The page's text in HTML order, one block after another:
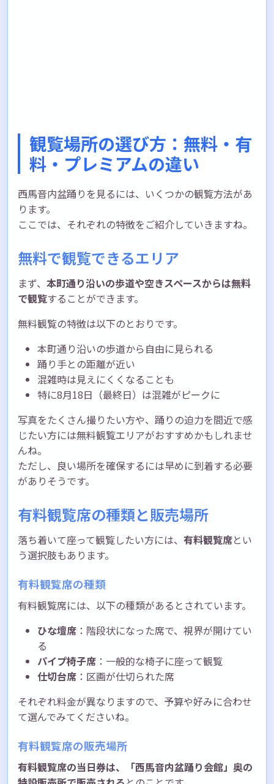
観覧場所の選び方：無料・有
料・プレミアムの違い
西馬音内盆踊りを見るには、いくつかの観覧方法があ
ります。
ここでは、それぞれの特徴をご紹介していきますね。
無料で観覧できるエリア
まず、 本町通り沿いの歩道や空きスペースからは無料
で観覧することができます。
無料観覧の特徴は以下のとおりです。
本町通り沿いの歩道から自由に見られる
踊り手との距離が近い
混雑時は見えにくくなることも
特に8月18日（最終日）は混雑がピークに
写真をたくさん撮りたい方や、踊りの迫力を間近で感
じたい方には無料観覧エリアがおすすめかもしれませ
んね。
ただし、良い場所を確保するには早めに到着する必要
がありそうです。
有料観覧席の種類と販売場所
落ち着いて座って観覧したい方には、 有料観覧席とい
う選択肢もあります。
有料観覧席の種類
有料観覧席には、以下の種類があるとされています。
ひな壇席 ：階段状になった席で、視界が開けてい
る
パイプ椅子席 ：一般的な椅子に座って観覧
仕切台席 ：区画が仕切られた席
それぞれ料金が異なりますので、予算や好みに合わせ
て選んでみてくださいね。
有料観覧席の販売場所
有料観覧席の当日券は、「西馬音内盆踊り会館」奥の